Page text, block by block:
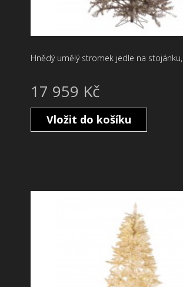
Hnědý umělý stromek jedle na stojánku,...
17 959 Kč
Vložit do košíku